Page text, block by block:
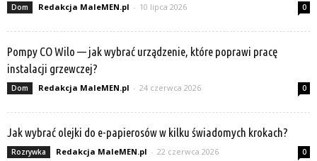
Dom Redakcja MaleMEN.pl - 10 lipca 2026 0
Pompy CO Wilo — jak wybrać urządzenie, które poprawi pracę
instalacji grzewczej?
Dom Redakcja MaleMEN.pl - 24 czerwca 2026 0
Jak wybrać olejki do e-papierosów w kilku świadomych krokach?
Rozrywka Redakcja MaleMEN.pl - 22 czerwca 2026 0